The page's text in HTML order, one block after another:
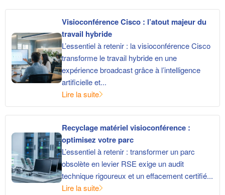
Visioconférence Cisco : l’atout majeur du
travail hybride
L’essentiel à retenir : la visioconférence Cisco
transforme le travail hybride en une
expérience broadcast grâce à l’intelligence
artificielle et...
Lire la suite
Recyclage matériel visioconférence :
optimisez votre parc
L’essentiel à retenir : transformer un parc
obsolète en levier RSE exige un audit
technique rigoureux et un effacement certifié...
Lire la suite